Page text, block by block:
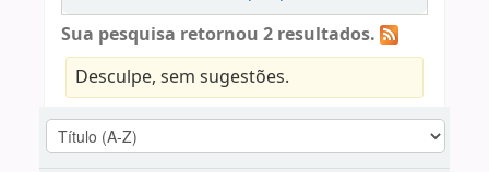
Sua pesquisa retornou 2 resultados.
Desculpe, sem sugestões.